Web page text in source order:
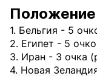
Положение
1. Бельгия - 5
2. Египет - 5
3. Иран - 3 очка
4. Новая